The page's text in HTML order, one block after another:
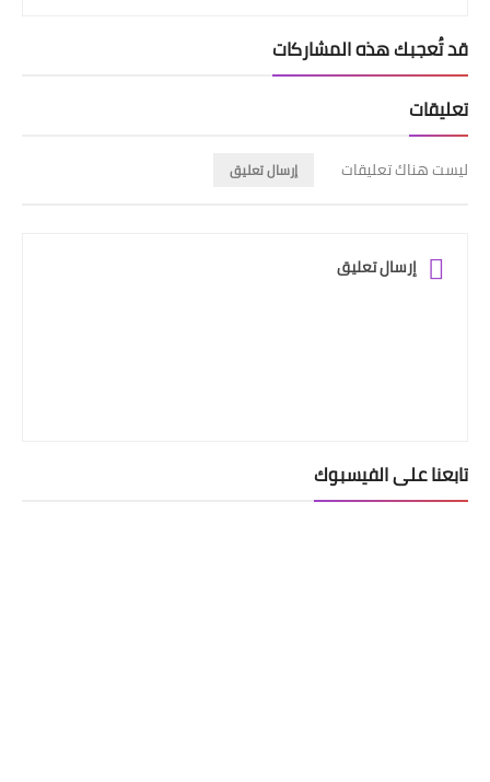
قد تُعجبك هذه المشاركات
تعليقات
ليست هناك تعليقات إرسال تعليق
إرسال تعليق
تابعنا على الفيسبوك